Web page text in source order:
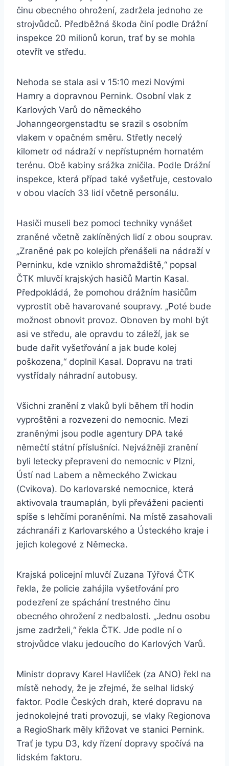
činu obecného ohrožení, zadržela jednoho ze
strojvůdců. Předběžná škoda činí podle Drážní
inspekce 20 milionů korun, trať by se mohla
otevřít ve středu.
Nehoda se stala asi v 15:10 mezi Novými
Hamry a dopravnou Pernink. Osobní vlak z
Karlových Varů do německého
Johanngeorgenstadtu se srazil s osobním
vlakem v opačném směru. Střetly necelý
kilometr od nádraží v nepřístupném hornatém
terénu. Obě kabiny srážka zničila. Podle Drážní
inspekce, která případ také vyšetřuje, cestovalo
v obou vlacích 33 lidí včetně personálu.
Hasiči museli bez pomoci techniky vynášet
zraněné včetně zaklíněných lidí z obou souprav.
„Zraněné pak po kolejích přenášeli na nádraží v
Perninku, kde vzniklo shromaždiště,“ popsal
ČTK mluvčí krajských hasičů Martin Kasal.
Předpokládá, že pomohou drážním hasičům
vyprostit obě havarované soupravy. „Poté bude
možnost obnovit provoz. Obnoven by mohl být
asi ve středu, ale opravdu to záleží, jak se
bude dařit vyšetřování a jak bude kolej
poškozena,“ doplnil Kasal. Dopravu na trati
vystřídaly náhradní autobusy.
Všichni zranění z vlaků byli během tří hodin
vyproštěni a rozvezeni do nemocnic. Mezi
zraněnými jsou podle agentury DPA také
němečtí státní příslušníci. Nejvážněji zranění
byli letecky přepraveni do nemocnic v Plzni,
Ústí nad Labem a německého Zwickau
(Cvikova). Do karlovarské nemocnice, která
aktivovala traumaplán, byli převáženi pacienti
spíše s lehčími poraněními. Na místě zasahovali
záchranáři z Karlovarského a Ústeckého kraje i
jejich kolegové z Německa.
Krajská policejní mluvčí Zuzana Týřová ČTK
řekla, že policie zahájila vyšetřování pro
podezření ze spáchání trestného činu
obecného ohrožení z nedbalosti. „Jednu osobu
jsme zadrželi,“ řekla ČTK. Jde podle ní o
strojvůdce vlaku jedoucího do Karlových Varů.
Ministr dopravy Karel Havlíček (za ANO) řekl na
místě nehody, že je zřejmé, že selhal lidský
faktor. Podle Českých drah, které dopravu na
jednokolejné trati provozuji, se vlaky Regionova
a RegioShark měly křižovat ve stanici Pernink.
Trať je typu D3, kdy řízení dopravy spočívá na
lidském faktoru.